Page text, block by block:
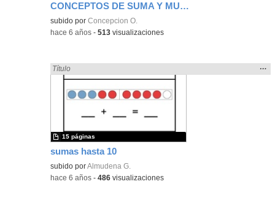
CONCEPTOS DE SUMA Y MULTIPLICACIÓN
subido porConcepcion O.
-hace 6 años -513 visualizaciones
sumas hasta 10
Encontrado «sumar» en:
Título
la
…
subido porAlmudena G.
15 páginas
-hace 6 años -486 visualizaciones